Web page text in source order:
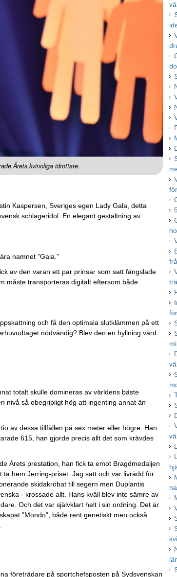
Årets kvinnliga idrottare.
Kaspersen, Sveriges egen Lady Gala, detta
schlageridol. En elegant gestaltning av
namnet ”Gala.”
av den varan ett par prinsar som satt fängslade
måste transporteras digitalt eftersom både
och få den optimala slutklämmen på ett
nödvändig? Blev den en hyllning värd
totalt skulle domineras av världens bäste
nivå så obegripligt hög att ingenting annat än
av dessa tillfällen på sex meter eller högre. Han
615, han gjorde precis allt det som krävdes
Årets prestation, han fick ta emot Bragdmedaljen
hem Jerring-priset. Jag satt och var livrädd för
skidakrobat till segern men Duplantis
- krossade allt. Hans kväll blev inte sämre av
Och det var självklart helt i sin ordning. Det är
”Mondo”, både rent genetiskt men också
företrädare på sportchefsposten på Sydsvenskan